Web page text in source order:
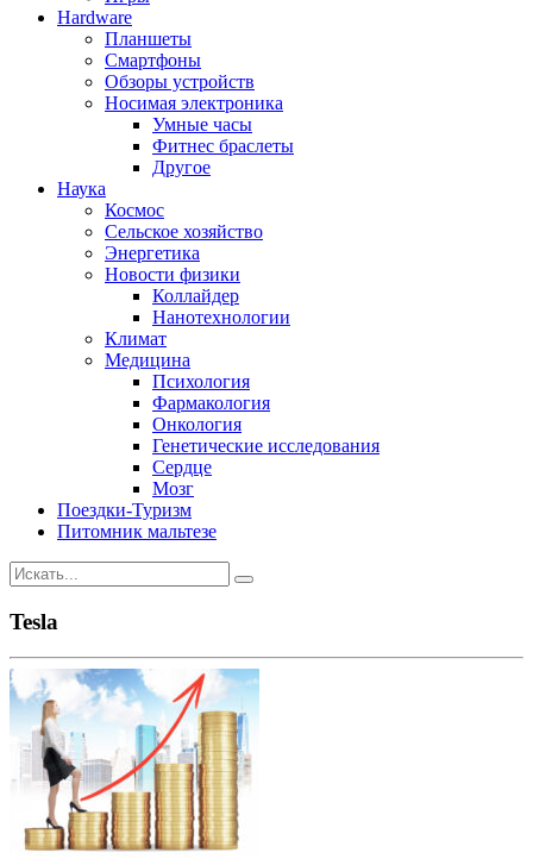
Hardware
Планшеты
Смартфоны
Обзоры устройств
Носимая электроника
Умные часы
Фитнес браслеты
Другое
Наука
Космос
Сельское хозяйство
Энергетика
Новости физики
Коллайдер
Нанотехнологии
Климат
Медицина
Психология
Фармакология
Онкология
Генетические исследования
Сердце
Мозг
Поездки-Туризм
Питомник мальтезе
Tesla